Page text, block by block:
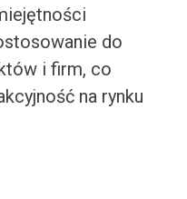
do
i firm, co
na rynku